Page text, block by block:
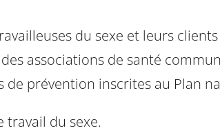
du sexe et leurs
associations de santé
prévention inscrites au Plan
travail du sexe.